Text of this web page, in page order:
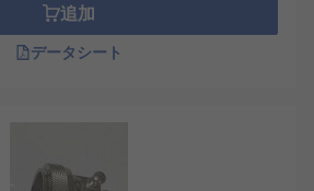
追加
データシート